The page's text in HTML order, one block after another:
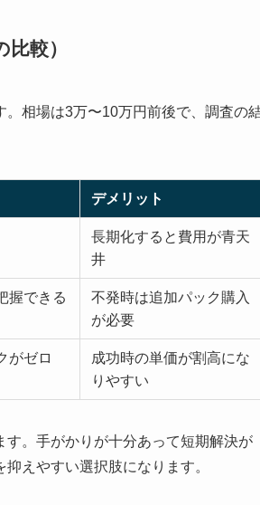
較）
相場は3万〜10万円前後で、調査の
デメリット
長期化すると費用が青天
井
握できる
不発時は追加パック購入
が必要
がゼロ
成功時の単価が割高にな
りやすい
。手がかりが十分あって短期解決が
えやすい選択肢になります。